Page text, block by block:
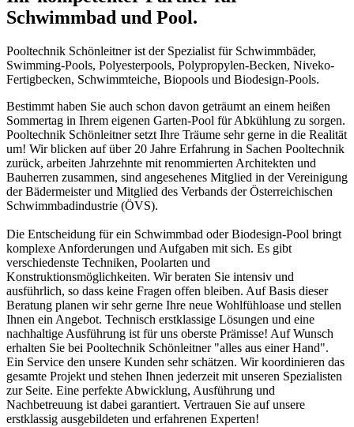
Schwimmbad und Pool.
Pooltechnik Schönleitner ist der Spezialist für Schwimmbäder,
Swimming-Pools, Polyesterpools, Polypropylen-Becken, Niveko-
Fertigbecken, Schwimmteiche, Biopools und Biodesign-Pools.
Bestimmt haben Sie auch schon davon geträumt an einem heißen
Sommertag in Ihrem eigenen Garten-Pool für Abkühlung zu sorgen.
Pooltechnik Schönleitner setzt Ihre Träume sehr gerne in die Realität
um! Wir blicken auf über 20 Jahre Erfahrung in Sachen Pooltechnik
zurück, arbeiten Jahrzehnte mit renommierten Architekten und
Bauherren zusammen, sind angesehenes Mitglied in der Vereinigung
der Bädermeister und Mitglied des Verbands der Österreichischen
Schwimmbadindustrie (ÖVS).
Die Entscheidung für ein Schwimmbad oder Biodesign-Pool bringt
komplexe Anforderungen und Aufgaben mit sich. Es gibt
verschiedenste Techniken, Poolarten und
Konstruktionsmöglichkeiten. Wir beraten Sie intensiv und
ausführlich, so dass keine Fragen offen bleiben. Auf Basis dieser
Beratung planen wir sehr gerne Ihre neue Wohlfühloase und stellen
Ihnen ein Angebot. Technisch erstklassige Lösungen und eine
nachhaltige Ausführung ist für uns oberste Prämisse! Auf Wunsch
erhalten Sie bei Pooltechnik Schönleitner "alles aus einer Hand".
Ein Service den unsere Kunden sehr schätzen. Wir koordinieren das
gesamte Projekt und stehen Ihnen jederzeit mit unseren Spezialisten
zur Seite. Eine perfekte Abwicklung, Ausführung und
Nachbetreuung ist dabei garantiert. Vertrauen Sie auf unsere
erstklassig ausgebildeten und erfahrenen Experten!